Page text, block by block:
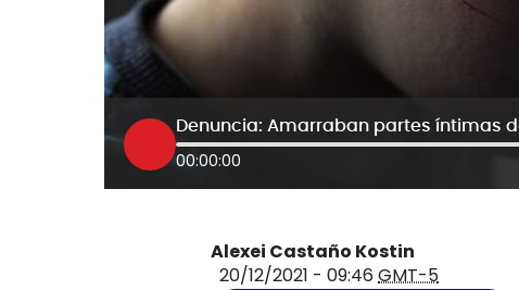
Denuncia: Amarraban partes íntimas
00:00:00
Alexei Castaño Kostin
20/12/2021 - 09:46 GMT-5